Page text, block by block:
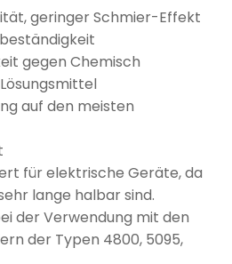
geringer Schmier-Effekt
gegen Chemisch
auf den meisten
für elektrische Geräte, da
lange halbar sind.
der Verwendung mit den
der Typen 4800, 5095,